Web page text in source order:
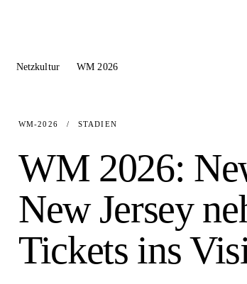
Netzkultur WM 2026
WM-2026 / STADIEN
WM 2026:
New Jersey
Tickets ins